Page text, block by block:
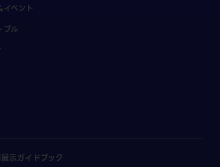
ベント
ブル
示ガイドブック